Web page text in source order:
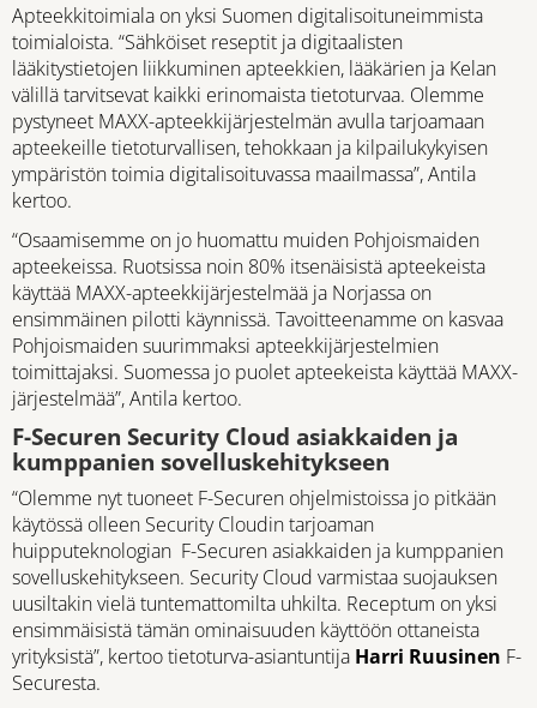
Apteekkitoimiala on yksi Suomen digitalisoituneimmista
toimialoista. “Sähköiset reseptit ja digitaalisten
lääkitystietojen liikkuminen apteekkien, lääkärien ja Kelan
välillä tarvitsevat kaikki erinomaista tietoturvaa. Olemme
pystyneet MAXX-apteekkijärjestelmän avulla tarjoamaan
apteekeille tietoturvallisen, tehokkaan ja kilpailukykyisen
ympäristön toimia digitalisoituvassa maailmassa”, Antila
kertoo.
“Osaamisemme on jo huomattu muiden Pohjoismaiden
apteekeissa. Ruotsissa noin 80% itsenäisistä apteekeista
käyttää MAXX-apteekkijärjestelmää ja Norjassa on
ensimmäinen pilotti käynnissä. Tavoitteenamme on kasvaa
Pohjoismaiden suurimmaksi apteekkijärjestelmien
toimittajaksi. Suomessa jo puolet apteekeista käyttää MAXX-
järjestelmää”, Antila kertoo.
F-Securen Security Cloud asiakkaiden ja
kumppanien sovelluskehitykseen
“Olemme nyt tuoneet F-Securen ohjelmistoissa jo pitkään
käytössä olleen Security Cloudin tarjoaman
huipputeknologian F-Securen asiakkaiden ja kumppanien
sovelluskehitykseen. Security Cloud varmistaa suojauksen
uusiltakin vielä tuntemattomilta uhkilta. Receptum on yksi
ensimmäisistä tämän ominaisuuden käyttöön ottaneista
yrityksistä”, kertoo tietoturva-asiantuntija Harri Ruusinen F-
Securesta.